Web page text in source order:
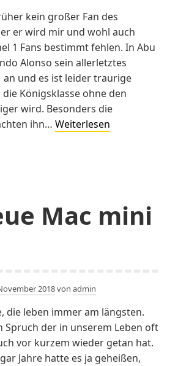
kein großer Fan des
er wird mir und wohl auch
1 Fans bestimmt fehlen. In Abu
Alonso sein allerletztes
an und es ist leider traurige
die Königsklasse ohne den
wird. Besonders die
ihn… Weiterlesen
Mac mini
2018von admin
die leben immer am längsten.
Spruch der in unserem Leben oft
vor kurzem wieder getan hat.
Jahre hatte es ja geheißen,